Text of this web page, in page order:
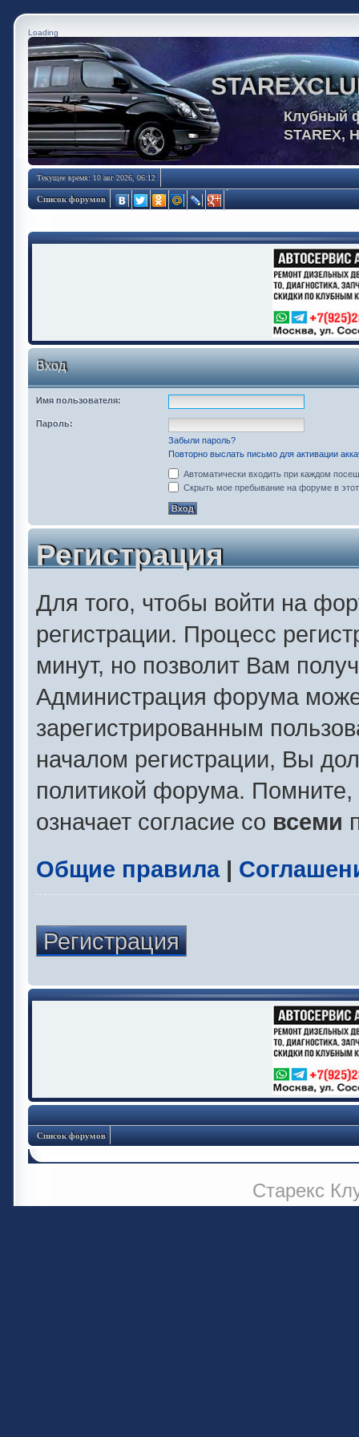
Loading
Клубный
STAREX,
Текущее время: 10 авг 2026, 06:12
Список форумов
Вход
Имя пользователя:
Пароль:
Забыли пароль?
Повторно выслать письмо для активации
Автоматически входить при каждом
Скрыть мое пребывание на форуме в
Регистрация
Для того, чтобы войти на
регистрации. Процесс
минут, но позволит Вам
Администрация форума
зарегистрированным
началом регистрации, Вы
политикой форума.
означает согласие со всеми
Общие правила|
Регистрация
Список форумов
Старекс